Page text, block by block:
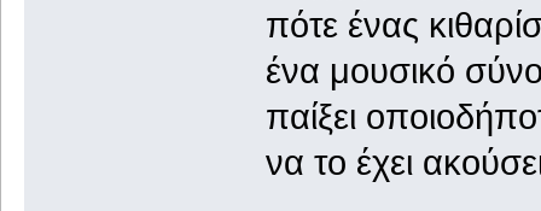
πότε ένας
ένα μουσικό
παίξει
να το έχει